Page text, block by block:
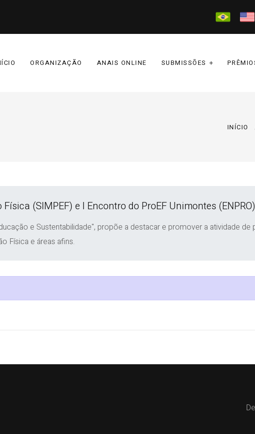
ORGANIZAÇÃO ANAIS ONLINE SUBMISSÕES
INÍCIO
(SIMPEF) e I Encontro do ProEF Unimontes (ENPRO)
e Sustentabilidade", propõe a destacar e promover a atividade de
Física e áreas afins.